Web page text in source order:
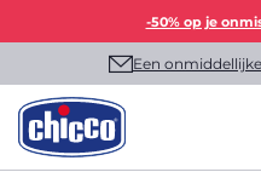
-50% op je
Een